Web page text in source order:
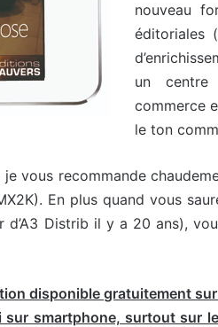
nouveau
éditoriales
un centre
commerce
le ton
vous recommande
En plus quand vous
d’A3 Distrib il y a 20 ans),
disponible gratuitement
smartphone, surtout sur